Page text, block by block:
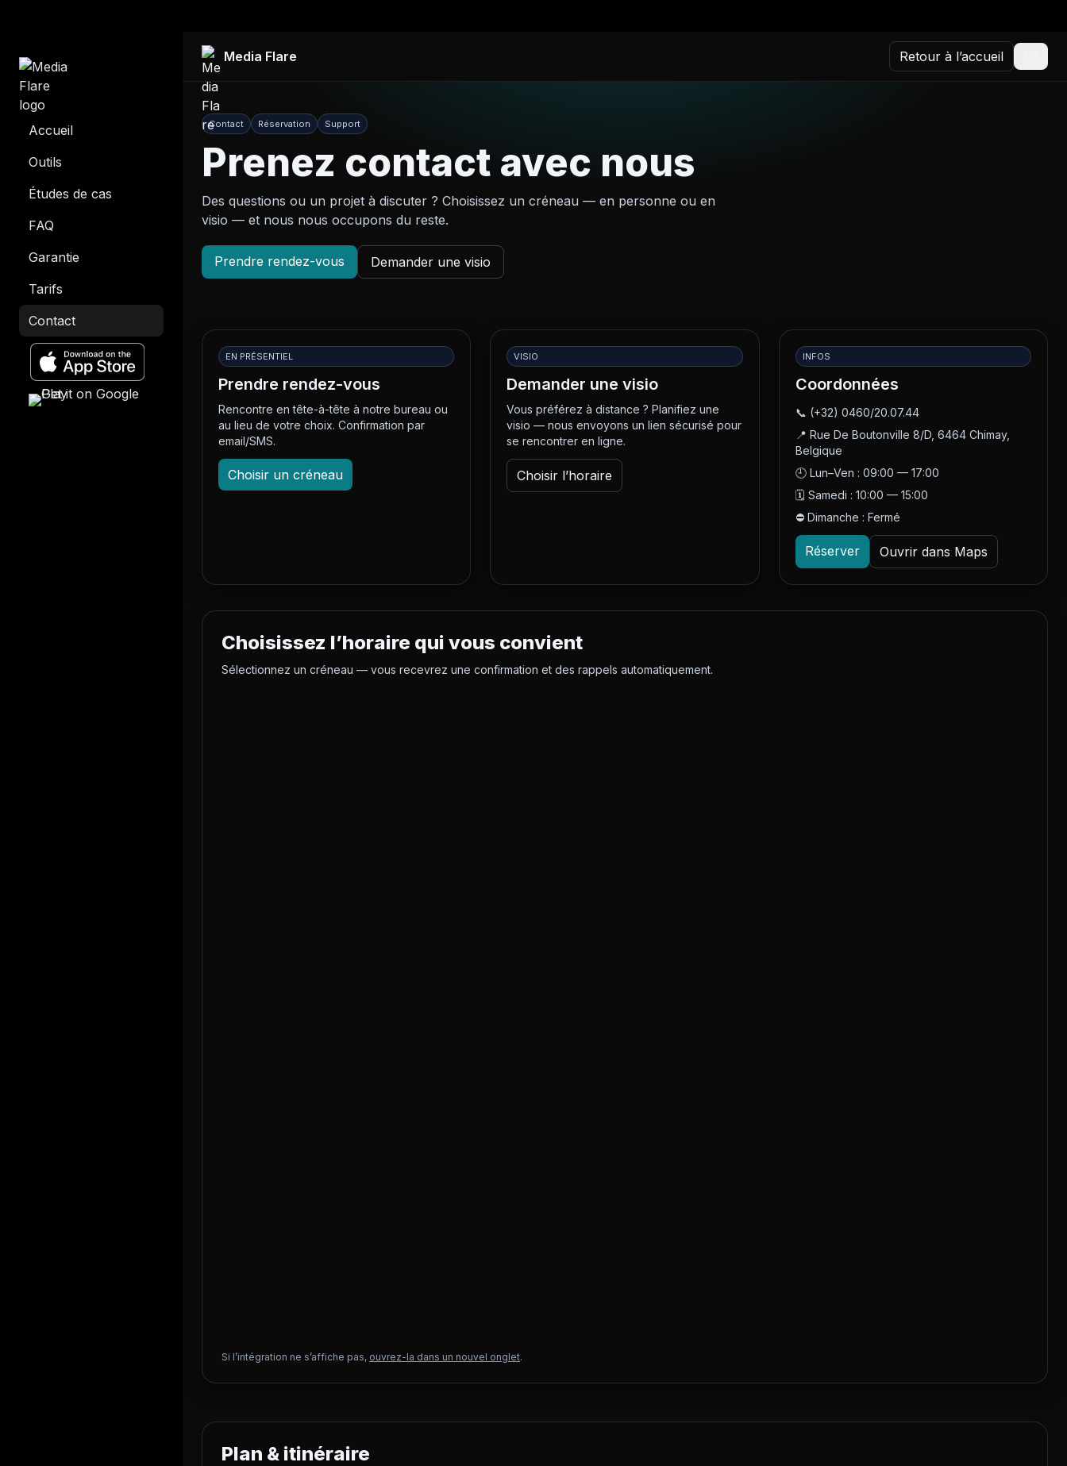
Accueil
Outils
Études de cas
FAQ
Garantie
Tarifs
Contact
Media Flare Retour à l’accueil
Contact Réservation Support
Prenez contact avec nous
Des questions ou un projet à discuter ? Choisissez un créneau — en personne ou en
visio — et nous nous occupons du reste.
Prendre rendez-vous Demander une visio
EN PRÉSENTIEL
Prendre rendez-vous
Rencontre en tête-à-tête à notre bureau ou
au lieu de votre choix. Confirmation par
email/SMS.
Choisir un créneau
VISIO
Demander une visio
Vous préférez à distance ? Planifiez une
visio — nous envoyons un lien sécurisé pour
se rencontrer en ligne.
Choisir l’horaire
INFOS
Coordonnées
📞 (+32) 0460/20.07.44
📍 Rue De Boutonville 8/D, 6464 Chimay,
Belgique
🕘 Lun–Ven : 09:00 — 17:00
🗓️ Samedi : 10:00 — 15:00
⛔ Dimanche : Fermé
Réserver Ouvrir dans Maps
Choisissez l’horaire qui vous convient
Sélectionnez un créneau — vous recevrez une confirmation et des rappels automatiquement.
Si l’intégration ne s’affiche pas, ouvrez-la dans un nouvel onglet.
Plan & itinéraire